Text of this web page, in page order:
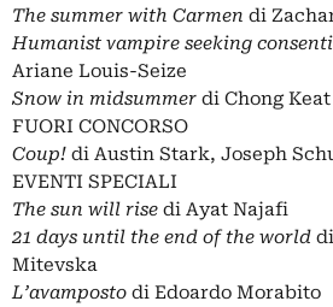
The summer with Carmen di
Humanist vampire seeking
Ariane Louis-Seize
Snow in midsummer di Chong
FUORI CONCORSO
Coup! di Austin Stark, Joseph
EVENTI SPECIALI
The sun will rise di Ayat Najafi
21 days until the end of the world
Mitevska
L’avamposto di Edoardo Morabito